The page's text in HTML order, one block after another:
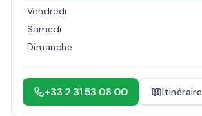
Vendredi
Samedi
Dimanche
+33 2 31 53 08 00 Itinéraire